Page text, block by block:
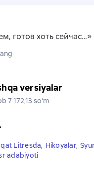
готов хоть сейчас…»
versiyalar
7 172,13 soʻm
Litresda, Hikoyalar,
adabiyoti